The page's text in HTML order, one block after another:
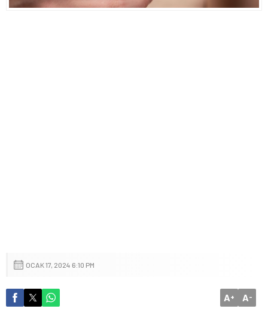
OCAK 17, 2024 6:10 PM
A+ A-